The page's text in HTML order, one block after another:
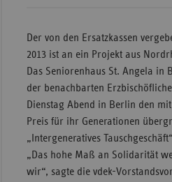
Der von den Ersatzkassen
2013 ist an ein Projekt aus
Das Seniorenhaus St. Angela in
der benachbarten
Dienstag Abend in Berlin den
Preis für ihr Generationen
„Intergeneratives
„Das hohe Maß an Solidarität
wir“, sagte die vdek-